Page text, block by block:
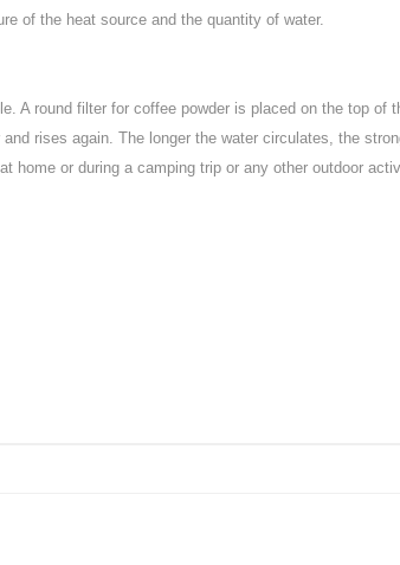
of the heat source and the quantity of water.
A round filter for coffee powder is placed on the top of
rises again. The longer the water circulates, the
home or during a camping trip or any other outdoor